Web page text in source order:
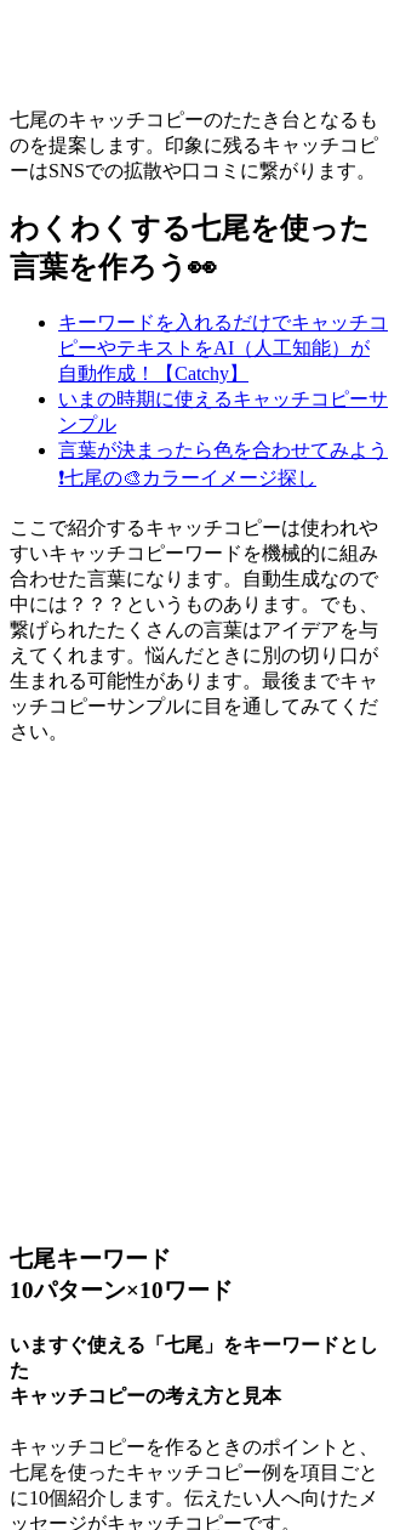
七尾のキャッチコピーのたたき台となるも
のを提案します。印象に残るキャッチコピ
ーはSNSでの拡散や口コミに繋がります。
わくわくする七尾を使った
言葉を作ろう👀
キーワードを入れるだけでキャッチコ
ピーやテキストをAI（人工知能）が
自動作成！【Catchy】
いまの時期に使えるキャッチコピーサ
ンプル
言葉が決まったら色を合わせてみよう
❗七尾の🎨カラーイメージ探し
ここで紹介するキャッチコピーは使われや
すいキャッチコピーワードを機械的に組み
合わせた言葉になります。自動生成なので
中には？？？というものあります。でも、
繋げられたたくさんの言葉はアイデアを与
えてくれます。悩んだときに別の切り口が
生まれる可能性があります。最後までキャ
ッチコピーサンプルに目を通してみてくだ
さい。
七尾キーワード
10パターン×10ワード
いますぐ使える「七尾」をキーワードとし
た
キャッチコピーの考え方と見本
キャッチコピーを作るときのポイントと、
七尾を使ったキャッチコピー例を項目ごと
に10個紹介します。伝えたい人へ向けたメ
ッセージがキャッチコピーです。